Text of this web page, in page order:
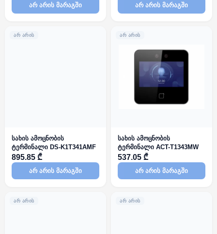
არ არის მარაგში არ არის მარაგში
ᲐᲠ ᲐᲠᲘᲡ
სახის ამოცნობის
ტერმინალი DS-K1T341AMF
895.85 ₾
არ არის მარაგში
ᲐᲠ ᲐᲠᲘᲡ
სახის ამოცნობის
ტერმინალი ACT-T1343MW
537.05 ₾
არ არის მარაგში
ᲐᲠ ᲐᲠᲘᲡ ᲐᲠ ᲐᲠᲘᲡ